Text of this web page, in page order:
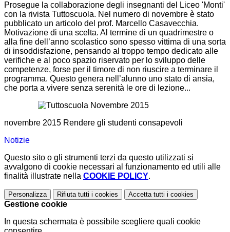
Prosegue la collaborazione degli insegnanti del Liceo 'Monti'
con la rivista Tuttoscuola. Nel numero di novembre è stato
pubblicato un articolo del prof. Marcello Casavecchia.
Motivazione di una scelta. Al termine di un quadrimestre o
alla fine dell’anno scolastico sono spesso vittima di una sorta
di insoddisfazione, pensando al troppo tempo dedicato alle
verifiche e al poco spazio riservato per lo sviluppo delle
competenze, forse per il timore di non riuscire a terminare il
programma. Questo genera nell’alunno uno stato di ansia,
che porta a vivere senza serenità le ore di lezione...
novembre 2015 Rendere gli studenti consapevoli
Notizie
Questo sito o gli strumenti terzi da questo utilizzati si
avvalgono di cookie necessari al funzionamento ed utili alle
finalità illustrate nella COOKIE POLICY.
Personalizza Rifiuta tutti i cookies Accetta tutti i cookies
Gestione cookie
In questa schermata è possibile scegliere quali cookie